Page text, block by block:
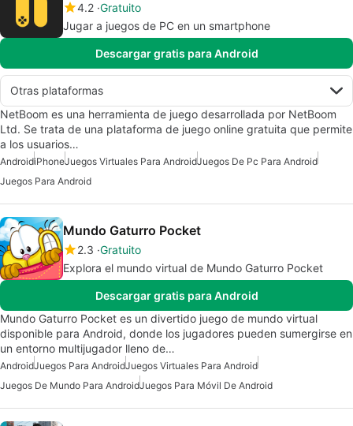
4.2 Gratuito
Jugar a juegos de PC en un smartphone
Descargar gratis para Android
Otras plataformas
NetBoom es una herramienta de juego desarrollada por NetBoom
Ltd. Se trata de una plataforma de juego online gratuita que permite
a los usuarios…
AndroidiPhoneJuegos Virtuales Para AndroidJuegos De Pc Para Android
Juegos Para Android
Mundo Gaturro Pocket
2.3 Gratuito
Explora el mundo virtual de Mundo Gaturro Pocket
Descargar gratis para Android
Mundo Gaturro Pocket es un divertido juego de mundo virtual
disponible para Android, donde los jugadores pueden sumergirse en
un entorno multijugador lleno de…
AndroidJuegos Para AndroidJuegos Virtuales Para Android
Juegos De Mundo Para AndroidJuegos Para Móvil De Android